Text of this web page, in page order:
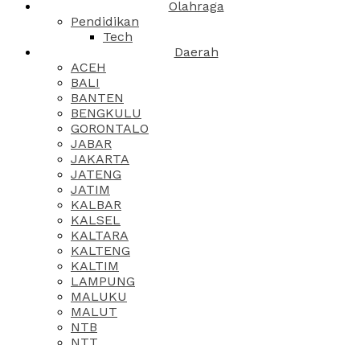
Olahraga
Pendidikan
Tech
Daerah
ACEH
BALI
BANTEN
BENGKULU
GORONTALO
JABAR
JAKARTA
JATENG
JATIM
KALBAR
KALSEL
KALTARA
KALTENG
KALTIM
LAMPUNG
MALUKU
MALUT
NTB